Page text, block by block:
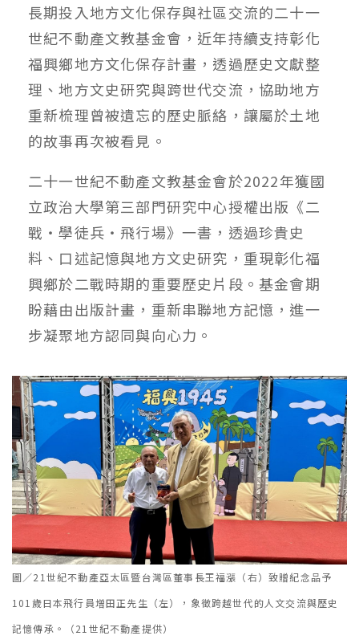
長期投入地方文化保存與社區交流的二十一
世紀不動產文教基金會，近年持續支持彰化
福興鄉地方文化保存計畫，透過歷史文獻整
理、地方文史研究與跨世代交流，協助地方
重新梳理曾被遺忘的歷史脈絡，讓屬於土地
的故事再次被看見。
二十一世紀不動產文教基金會於2022年獲國
立政治大學第三部門研究中心授權出版《二
戰・學徒兵・飛行場》一書，透過珍貴史
料、口述記憶與地方文史研究，重現彰化福
興鄉於二戰時期的重要歷史片段。基金會期
盼藉由出版計畫，重新串聯地方記憶，進一
步凝聚地方認同與向心力。
圖／21世紀不動產亞太區暨台灣區董事長王福漲（右）致贈紀念品予
101歲日本飛行員增田正先生（左），象徵跨越世代的人文交流與歷史
記憶傳承。（21世紀不動產提供）